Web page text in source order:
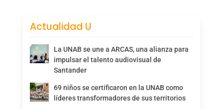
Actualidad U
La UNAB se une a ARCAS, una alianza para
impulsar el talento audiovisual de
Santander
69 niños se certificaron en la UNAB como
líderes transformadores de sus territorios